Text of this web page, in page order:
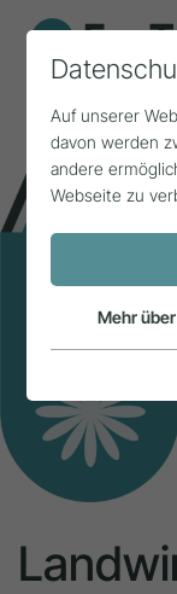
Auf unserer
davon werden
andere
Webseite zu
Mehr